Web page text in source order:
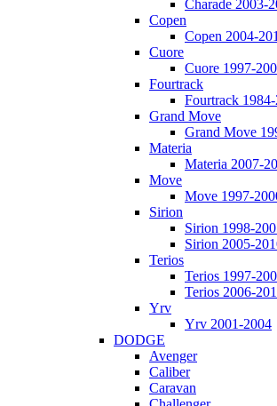
Charade 2003-
Copen
Copen 2004-
Cuore
Cuore 1997-
Fourtrack
Fourtrack
Grand Move
Grand Move
Materia
Materia 2007-
Move
Move 1997-
Sirion
Sirion 1998-
Sirion 2005-
Terios
Terios 1997-
Terios 2006-
Yrv
Yrv 2001-2004
DODGE
Avenger
Caliber
Caravan